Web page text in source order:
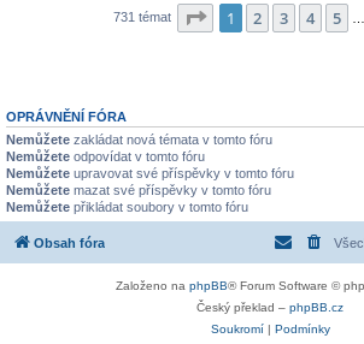
731 témat Stránka z 15
1 2 3 4 5
OPRÁVNĚNÍ FÓRA
Nemůžete zakládat nová témata v tomto fóru
Nemůžete odpovídat v tomto fóru
Nemůžete upravovat své příspěvky v tomto fóru
Nemůžete mazat své příspěvky v tomto fóru
Nemůžete přikládat soubory v tomto fóru
Obsah fóra
Založeno na phpBB® Forum Software ©
Český překlad – phpBB.cz
Soukromí| Podmínky